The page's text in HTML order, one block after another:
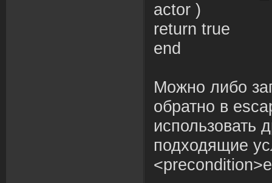
actor )
return true
end
Можно либо
обратно в
использовать
подходящие